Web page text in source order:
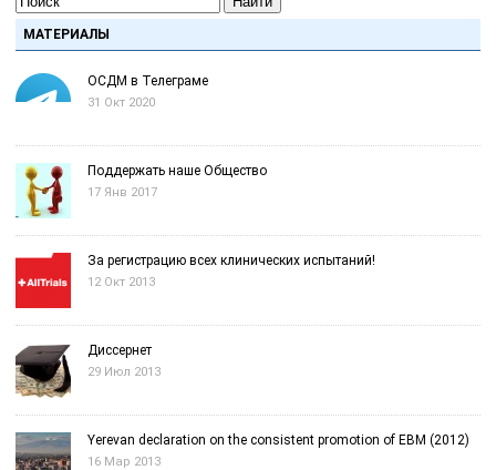
МАТЕРИАЛЫ
ОСДМ в Телеграме
31 Окт 2020
Поддержать наше Общество
17 Янв 2017
За регистрацию всех клинических испытаний!
12 Окт 2013
Диссернет
29 Июл 2013
Yerevan declaration on the consistent promotion of EBM (2012)
16 Мар 2013